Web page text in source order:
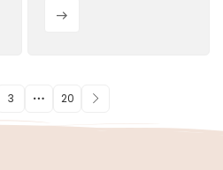
بروبيلين
3 20